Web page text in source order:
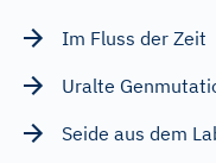
Im Fluss der Zeit
Uralte
Seide aus dem